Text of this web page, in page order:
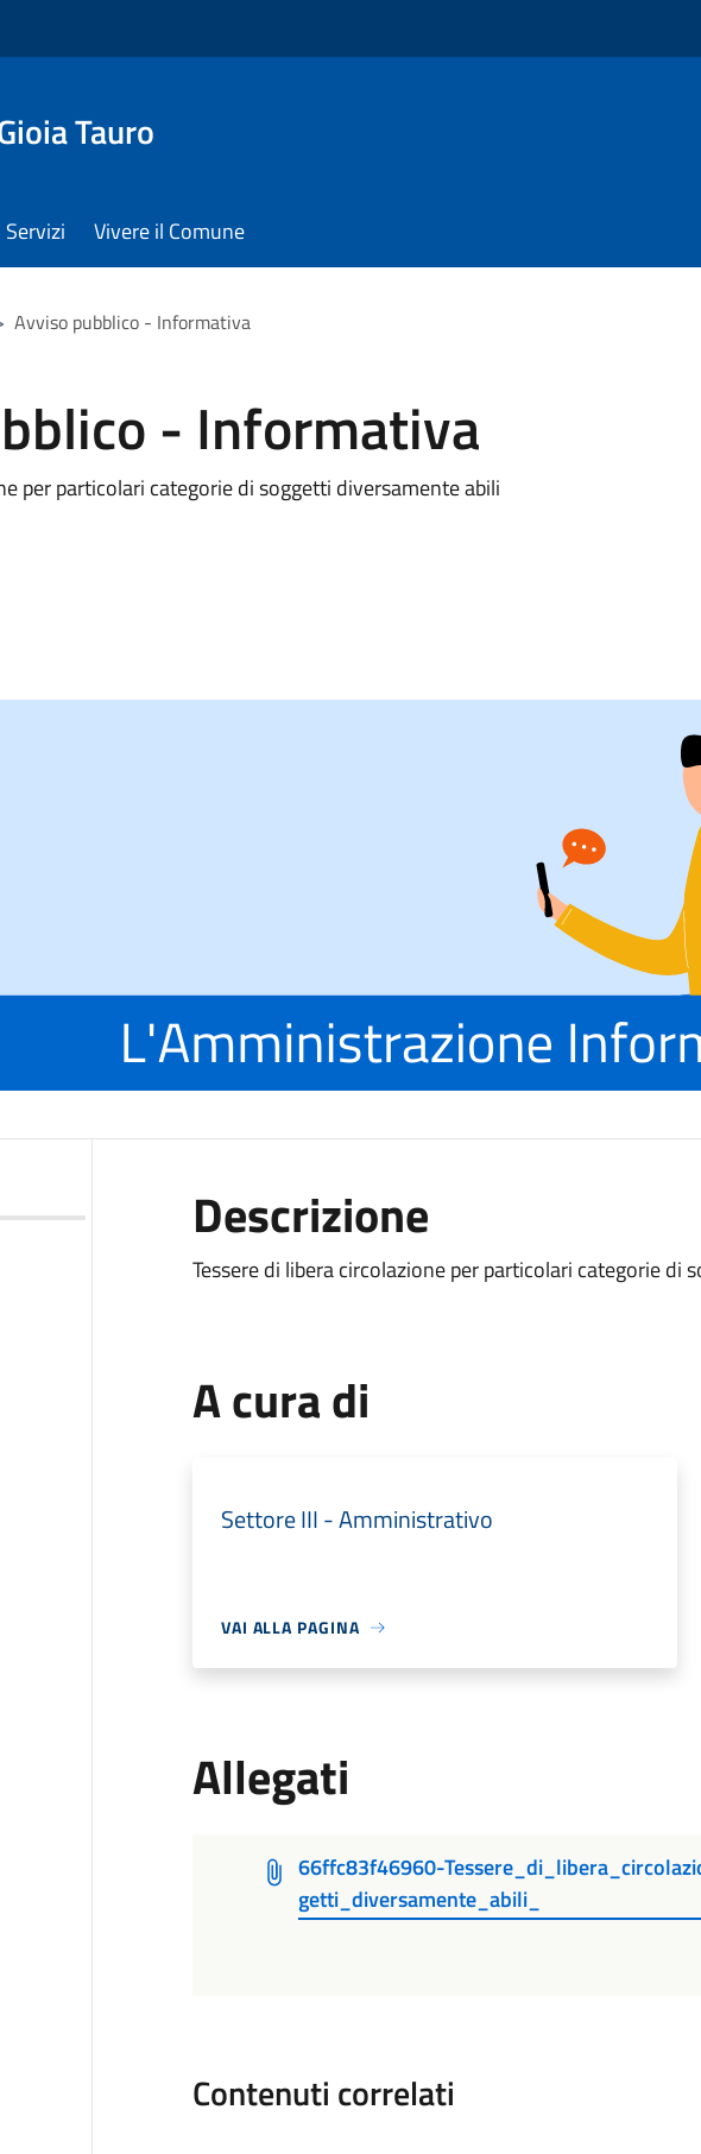
Tauro
Servizi Vivere il Comune
Avviso pubblico - Informativa
- Informativa
per particolari categorie di soggetti diversamente abili
Descrizione
Tessere di libera circolazione per particolari categorie di
A cura di
Settore III - Amministrativo
VAI ALLA PAGINA
Allegati
66ffc83f46960-
getti_diversamente_abili_
Contenuti correlati